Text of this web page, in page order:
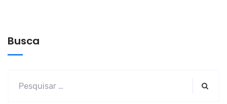
e
Busca